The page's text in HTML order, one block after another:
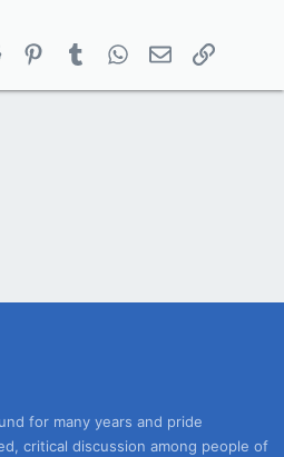
Reddit PinterestTumblrWhatsApp
Email Link
for many years and pride
critical discussion among people of